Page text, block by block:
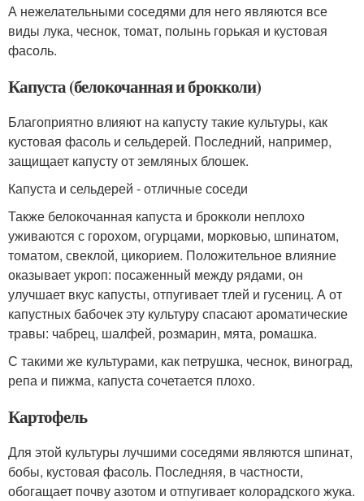
А нежелательными соседями для него являются все
виды лука, чеснок, томат, полынь горькая и кустовая
фасоль.
Капуста (белокочанная и брокколи)
Благоприятно влияют на капусту такие культуры, как
кустовая фасоль и сельдерей. Последний, например,
защищает капусту от земляных блошек.
Капуста и сельдерей - отличные соседи
Также белокочанная капуста и брокколи неплохо
уживаются с горохом, огурцами, морковью, шпинатом,
томатом, свеклой, цикорием. Положительное влияние
оказывает укроп: посаженный между рядами, он
улучшает вкус капусты, отпугивает тлей и гусениц. А от
капустных бабочек эту культуру спасают ароматические
травы: чабрец, шалфей, розмарин, мята, ромашка.
С такими же культурами, как петрушка, чеснок, виноград,
репа и пижма, капуста сочетается плохо.
Картофель
Для этой культуры лучшими соседями являются шпинат,
бобы, кустовая фасоль. Последняя, в частности,
обогащает почву азотом и отпугивает колорадского жука.